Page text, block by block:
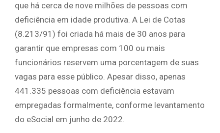
que há cerca de nove milhões de pessoas com
deficiência em idade produtiva. A Lei de Cotas
(8.213/91) foi criada há mais de 30 anos para
garantir que empresas com 100 ou mais
funcionários reservem uma porcentagem de suas
vagas para esse público. Apesar disso, apenas
441.335 pessoas com deficiência estavam
empregadas formalmente, conforme levantamento
do eSocial em junho de 2022.